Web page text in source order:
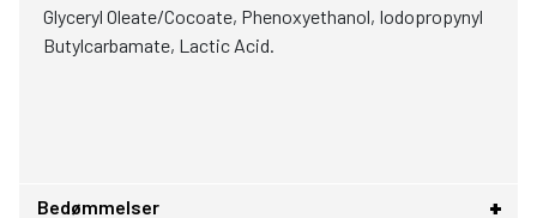
Glyceryl Oleate/Cocoate, Phenoxyethanol, Iodopropynyl
Butylcarbamate, Lactic Acid.
Bedømmelser